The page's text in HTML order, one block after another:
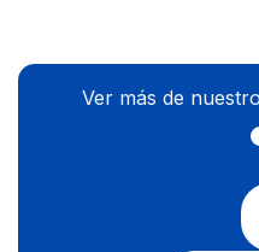
Ver más de